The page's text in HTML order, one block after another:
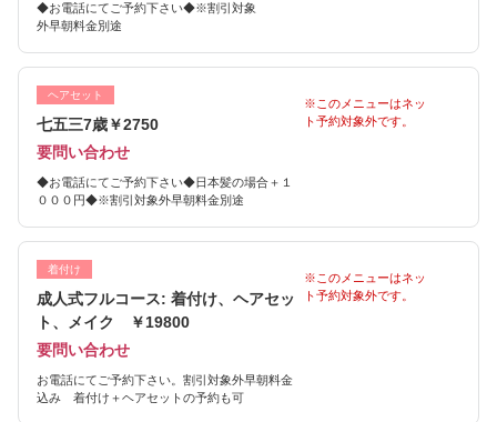
◆お電話にてご予約下さい◆※割引対象
外早朝料金別途
ヘアセット
七五三7歳￥2750
要問い合わせ
◆お電話にてご予約下さい◆日本髪の場合＋１
０００円◆※割引対象外早朝料金別途
※このメニューはネッ
ト予約対象外です。
着付け
成人式フルコース: 着付け、ヘアセッ
ト、メイク ￥19800
要問い合わせ
お電話にてご予約下さい。割引対象外早朝料金
込み 着付け＋ヘアセットの予約も可
※このメニューはネッ
ト予約対象外です。